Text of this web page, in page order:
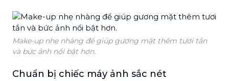
Make-up nhẹ nhàng để giúp gương mặt thêm tươi tắn
và bức ảnh nổi bật hơn.
Chuẩn bị chiếc máy ảnh sắc nét